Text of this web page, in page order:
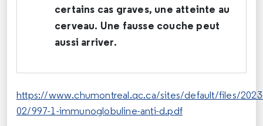
certains cas graves, une atteinte au
cerveau. Une fausse couche peut
aussi arriver.
https://www.chumontreal.qc.ca/sites/default/files/
02/997-1-immunoglobuline-anti-d.pdf